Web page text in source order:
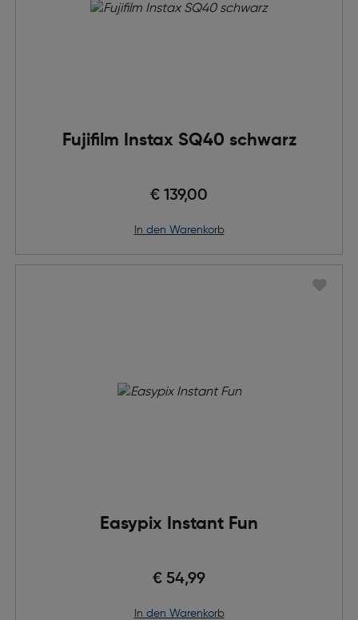
Fujifilm Instax SQ40 schwarz
€ 139,00
in den Warenkorb
Easypix Instant Fun
€ 54,99
in den Warenkorb